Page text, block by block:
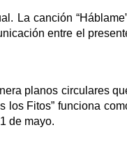
La canción
entre el
planos circulares
los Fitos” funciona
de mayo.